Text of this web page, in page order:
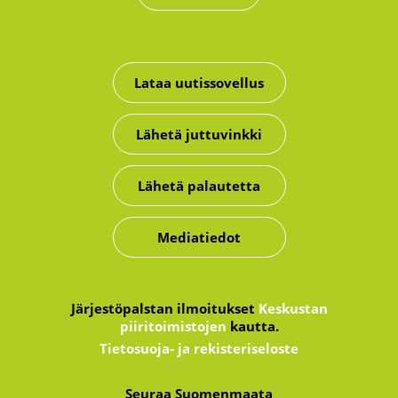
Lataa uutissovellus
Lähetä juttuvinkki
Lähetä palautetta
Mediatiedot
Järjestöpalstan ilmoitukset Keskustan
piiritoimistojen kautta.
Tietosuoja- ja rekisteriseloste
Seuraa Suomenmaata